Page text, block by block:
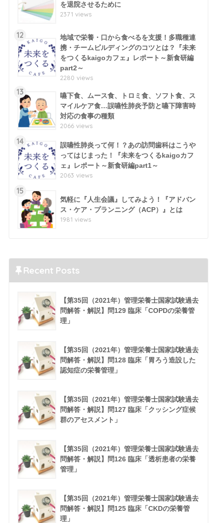
を退院させるために
2371 views
12
地域で栄養・口から食べるを支援！多職種連
携・チームビルディングのコツとは？『未来
をつくるkaigoカフェ』レポート～新食研編
part2～
2280 views
13
嚥下食、ムース食、トロミ食、ソフト食、ス
マイルケア食…誤嚥性肺炎予防と嚥下障害時
対応の食事の種類
2066 views
14
誤嚥性肺炎って何！？あの訪問歯科はこうや
ってはじまった！『未来をつくるkaigoカフ
ェ』レポート～新食研編part1～
2063 views
15
気軽に『人生会議』してみよう！『アドバン
ス・ケア・プランニング（ACP）』とは
1981 views
Recent Posts
【第35回（2021年）管理栄養士国家試験過去
問解答・解説】問129 臨床「COPDの栄養管
理」
【第35回（2021年）管理栄養士国家試験過去
問解答・解説】問128 臨床「胃ろう造設した
認知症の栄養管理」
【第35回（2021年）管理栄養士国家試験過去
問解答・解説】問127 臨床「クッシング症候
群のアセスメント」
【第35回（2021年）管理栄養士国家試験過去
問解答・解説】問126 臨床「透析患者の栄養
管理」
【第35回（2021年）管理栄養士国家試験過去
問解答・解説】問125 臨床「CKDの栄養管
理」